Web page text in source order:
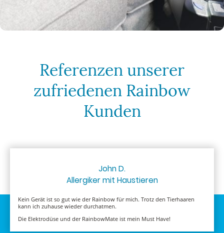
Referenzen unserer
zufriedenen Rainbow
Kunden
John D.
Allergiker mit Haustieren
Kein Gerät ist so gut wie der Rainbow für mich. Trotz den Tierhaaren
kann ich zuhause wieder durchatmen.
Die Elektrodüse und der RainbowMate ist mein Must Have!